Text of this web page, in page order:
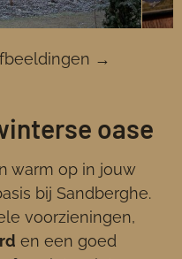
→
oase
warm op in jouw
bij Sandberghe.
voorzieningen,
en een goed